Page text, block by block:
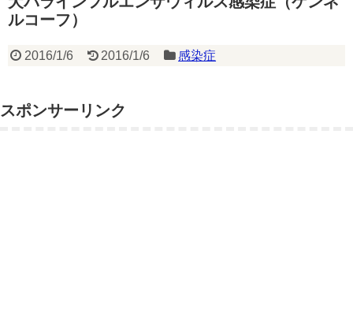
ルコーフ）
2016/1/6 2016/1/6 感染症
スポンサーリンク